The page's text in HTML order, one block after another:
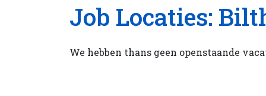
Job Locaties:
We hebben thans geen openstaande